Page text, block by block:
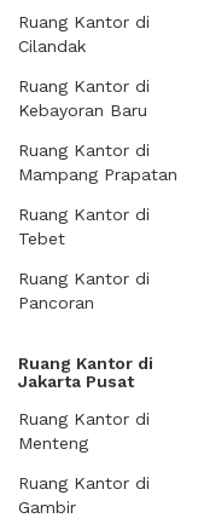
Ruang Kantor di
Cilandak
Ruang Kantor di
Kebayoran Baru
Ruang Kantor di
Mampang Prapatan
Ruang Kantor di
Tebet
Ruang Kantor di
Pancoran
Ruang Kantor di
Jakarta Pusat
Ruang Kantor di
Menteng
Ruang Kantor di
Gambir